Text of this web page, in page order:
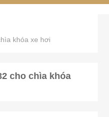
khóa xe hơi
cho chìa khóa